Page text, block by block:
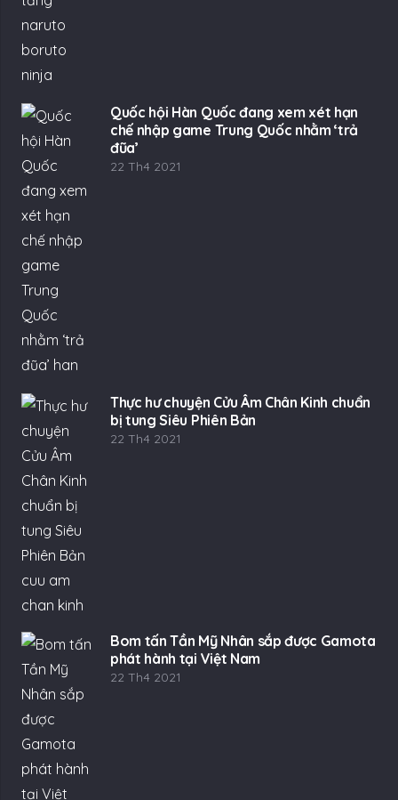
Quốc hội Hàn Quốc đang xem xét hạn
chế nhập game Trung Quốc nhằm ‘trả
đũa’
22 Th4 2021
Thực hư chuyện Cửu Âm Chân Kinh chuẩn
bị tung Siêu Phiên Bản
22 Th4 2021
Bom tấn Tần Mỹ Nhân sắp được Gamota
phát hành tại Việt Nam
22 Th4 2021